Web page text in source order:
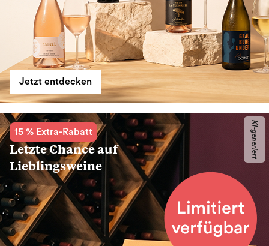
Jetzt entdecken
15 % Extra-Rabatt
Letzte Chance auf
Lieblingsweine
KI-generiert